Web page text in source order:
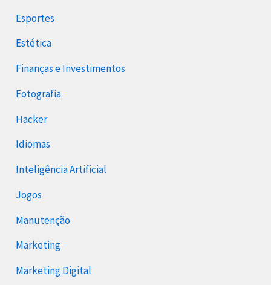
Esportes
Estética
Finanças e Investimentos
Fotografia
Hacker
Idiomas
Inteligência Artificial
Jogos
Manutenção
Marketing
Marketing Digital